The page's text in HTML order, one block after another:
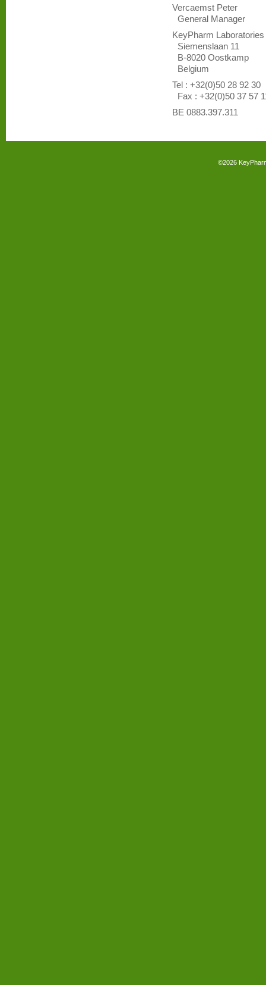
Vercaemst Peter
General Manager
KeyPharm Laboratories
Siemenslaan 11
B-8020 Oostkamp
Belgium
Tel : +32(0)50 28 92 30
Fax : +32(0)50 37 57
BE 0883.397.311
©2026